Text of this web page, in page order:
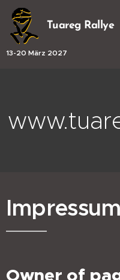
Tuareg Rallye
13-20 März 2027
Impressum
Owner of